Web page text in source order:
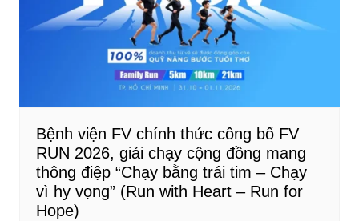
Bệnh viện FV chính thức công bố FV
RUN 2026, giải chạy cộng đồng mang
thông điệp “Chạy bằng trái tim – Chạy
vì hy vọng” (Run with Heart – Run for
Hope)